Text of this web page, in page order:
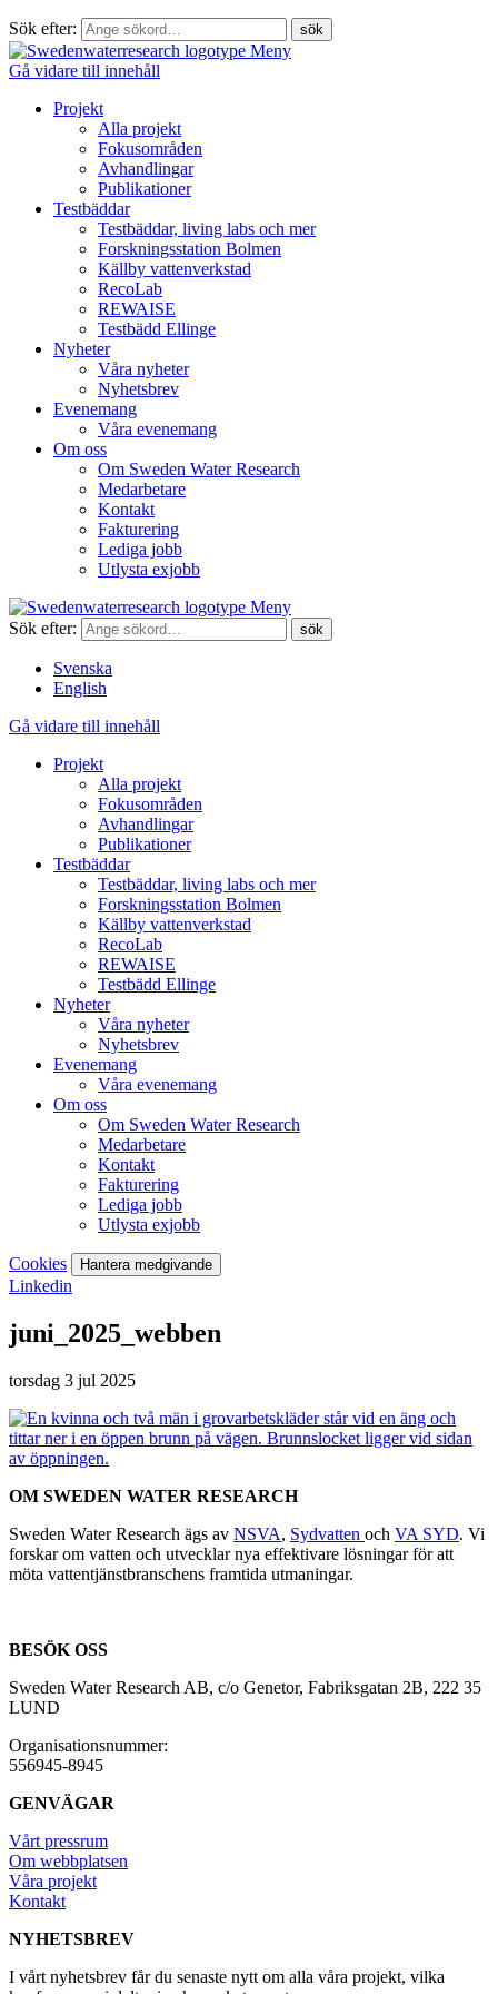
Sök efter:
Meny
Gå vidare till innehåll
Projekt
Alla projekt
Fokusområden
Avhandlingar
Publikationer
Testbäddar
Testbäddar, living labs och mer
Forskningsstation Bolmen
Källby vattenverkstad
RecoLab
REWAISE
Testbädd Ellinge
Nyheter
Våra nyheter
Nyhetsbrev
Evenemang
Våra evenemang
Om oss
Om Sweden Water Research
Medarbetare
Kontakt
Fakturering
Lediga jobb
Utlysta exjobb
Meny
Sök efter:
Svenska
English
Gå vidare till innehåll
Projekt
Alla projekt
Fokusområden
Avhandlingar
Publikationer
Testbäddar
Testbäddar, living labs och mer
Forskningsstation Bolmen
Källby vattenverkstad
RecoLab
REWAISE
Testbädd Ellinge
Nyheter
Våra nyheter
Nyhetsbrev
Evenemang
Våra evenemang
Om oss
Om Sweden Water Research
Medarbetare
Kontakt
Fakturering
Lediga jobb
Utlysta exjobb
Cookies Hantera medgivande
Linkedin
juni_2025_webben
torsdag 3 jul 2025
OM SWEDEN WATER RESEARCH
Sweden Water Research ägs av NSVA, Sydvatten och VA SYD. Vi
forskar om vatten och utvecklar nya effektivare lösningar för att
möta vattentjänstbranschens framtida utmaningar.
BESÖK OSS
Sweden Water Research AB, c/o Genetor, Fabriksgatan 2B, 222 35
LUND
Organisationsnummer:
556945-8945
GENVÄGAR
Vårt pressrum
Om webbplatsen
Våra projekt
Kontakt
NYHETSBREV
I vårt nyhetsbrev får du senaste nytt om alla våra projekt, vilka